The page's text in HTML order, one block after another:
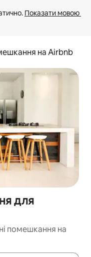
Показати мовою
на Airbnb
для
помешкання на